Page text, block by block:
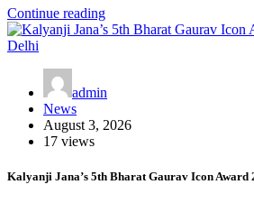
Continue reading
admin
News
August 3, 2026
17 views
Kalyanji Jana’s 5th Bharat Gaurav Icon Award